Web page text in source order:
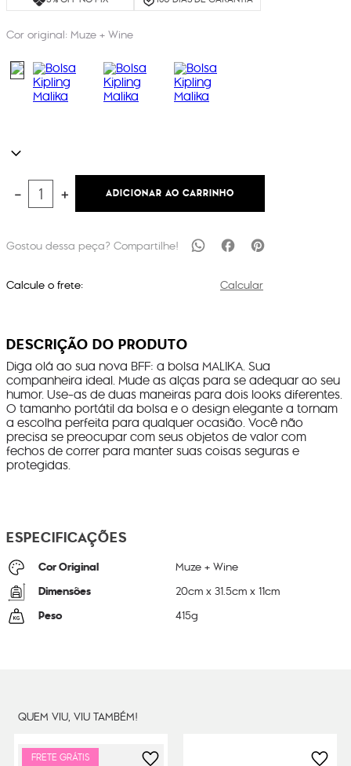
Cor original: Muze + Wine
＋
－ ADICIONAR AO CARRINHO
Calcule o frete: Calcular
DESCRIÇÃO DO PRODUTO
Diga olá ao sua nova BFF: a bolsa MALIKA. Sua
companheira ideal. Mude as alças para se adequar ao seu
humor. Use-as de duas maneiras para dois looks diferentes.
O tamanho portátil da bolsa e o design elegante a tornam
a escolha perfeita para qualquer ocasião. Você não
precisa se preocupar com seus objetos de valor com
fechos de correr para manter suas coisas seguras e
protegidas.
ESPECIFICAÇÕES
Cor Original Muze + Wine
Dimensões 20cm x31.5cm x11cm
Peso 415g
QUEM VIU, VIU TAMBÉM!
FRETE GRÁTIS